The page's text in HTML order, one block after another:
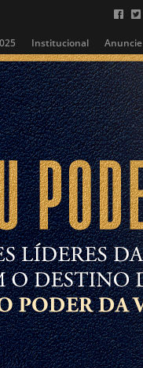
Institucional Anuncie